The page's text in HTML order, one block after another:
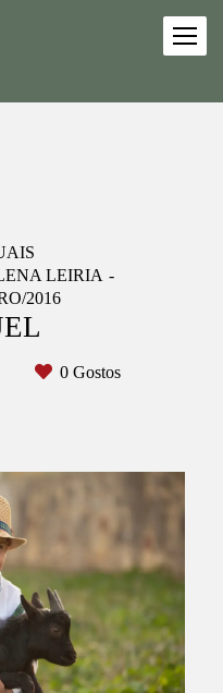
LEIRIA
2016
0 Gostos